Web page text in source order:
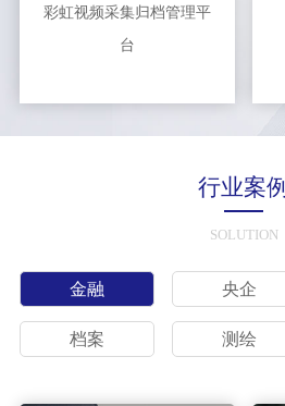
彩虹视频采集归档管理平
台
行业案例
SOLUTION
金融 央企
档案 测绘